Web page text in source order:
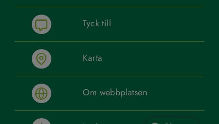
Tyck till
Karta
Om webbplatsen